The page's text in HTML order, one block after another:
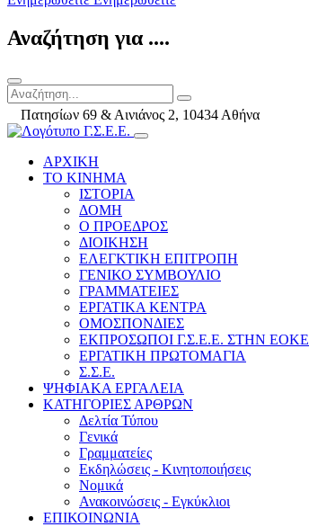
Αναζήτηση για ....
Πατησίων 69 & Αινιάνος 2, 10434 Αθήνα
ΑΡΧΙΚΗ
ΤΟ ΚΙΝΗΜΑ
ΙΣΤΟΡΙΑ
ΔΟΜΗ
Ο ΠΡΟΕΔΡΟΣ
ΔΙΟΙΚΗΣΗ
ΕΛΕΓΚΤΙΚΗ ΕΠΙΤΡΟΠΗ
ΓΕΝΙΚΟ ΣΥΜΒΟΥΛΙΟ
ΓΡΑΜΜΑΤΕΙΕΣ
ΕΡΓΑΤΙΚΑ ΚΕΝΤΡΑ
ΟΜΟΣΠΟΝΔΙΕΣ
ΕΚΠΡΟΣΩΠΟΙ Γ.Σ.Ε.Ε. ΣΤΗΝ ΕΟΚΕ
ΕΡΓΑΤΙΚΗ ΠΡΩΤΟΜΑΓΙΑ
Σ.Σ.Ε.
ΨΗΦΙΑΚΑ ΕΡΓΑΛΕΙΑ
ΚΑΤΗΓΟΡΙΕΣ ΑΡΘΡΩΝ
Δελτία Τύπου
Γενικά
Γραμματείες
Εκδηλώσεις - Κινητοποιήσεις
Νομικά
Ανακοινώσεις - Εγκύκλιοι
ΕΠΙΚΟΙΝΩΝΙΑ